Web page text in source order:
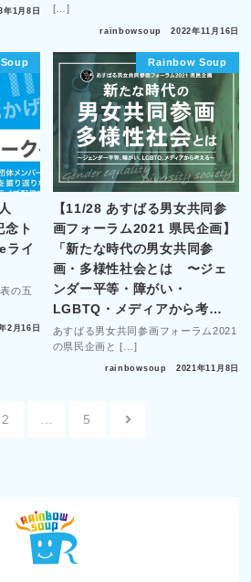
年1月8日
[…]
rainbowsoup 2022年11月16日
ト
ライ
の五
2月16日
Rainbow Soup
【11/28 あすばる男女共同参
画フォーラム2021 県民企画】
「新たな時代の男女共同参
画・多様性社会とは 〜ジェ
ンダー平等・障がい・
LGBTQ・メディアから考…
あすばる男女共同参画フォーラム2021
の県民企画と […]
rainbowsoup 2021年11月8日
2 5